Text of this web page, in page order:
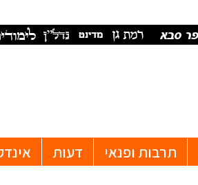
תרבות ופנאי דעות